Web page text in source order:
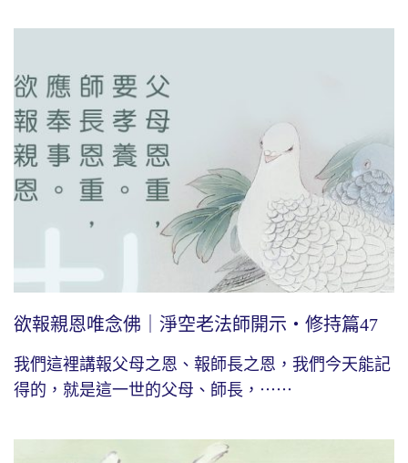
欲報親恩唯念佛｜淨空老法師開示・修持篇47
我們這裡講報父母之恩、報師長之恩，我們今天能記
得的，就是這一世的父母、師長，⋯⋯